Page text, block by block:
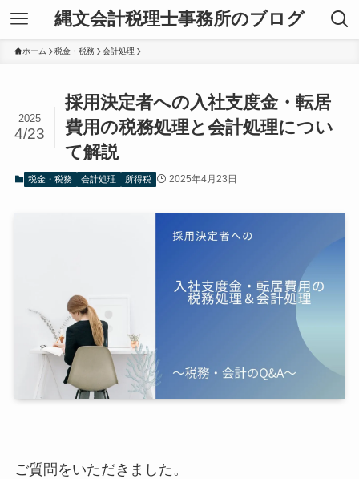
縄文会計税理士事務所のブログ
ホーム 税金・税務 会計処理
採用決定者への入社支度金・転居
費用の税務処理と会計処理につい
て解説
2025
4/23
税金・税務 会計処理 所得税 2025年4月23日
ご質問をいただきました。